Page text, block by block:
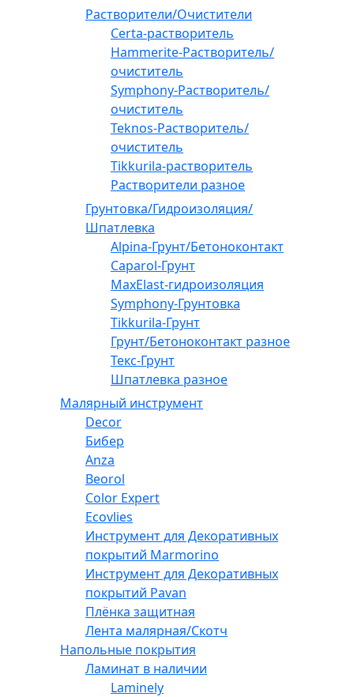
Растворители/Очистители
Certa-растворитель
Hammerite-Растворитель/
очиститель
Symphony-Растворитель/
очиститель
Teknos-Растворитель/
очиститель
Tikkurila-растворитель
Растворители разное
Грунтовка/Гидроизоляция/
Шпатлевка
Alpina-Грунт/Бетоноконтакт
Caparol-Грунт
MaxElast-гидроизоляция
Symphony-Грунтовка
Tikkurila-Грунт
Грунт/Бетоноконтакт разное
Текс-Грунт
Шпатлевка разное
Малярный инструмент
Decor
Бибер
Anza
Beorol
Color Expert
Ecovlies
Инструмент для Декоративных
покрытий Marmorino
Инструмент для Декоративных
покрытий Pavan
Плёнка защитная
Лента малярная/Скотч
Напольные покрытия
Ламинат в наличии
Laminely